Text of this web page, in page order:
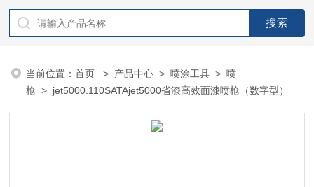
当前位置：首页 > 产品中心 >喷涂工具 >喷
枪 > jet5000.110SATAjet5000省漆高效面漆喷枪（数字型）